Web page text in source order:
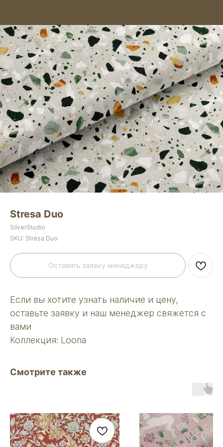
Stresa Duo
SilverStudio
SKU: Stresa Duo
Оставить заявку менеджеру
Если вы хотите узнать наличие и цену,
оставьте заявку и наш менеджер свяжется с
вами
Коллекция: Loona
Смотрите также